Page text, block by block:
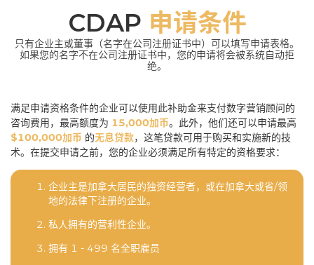
CDAP 申请条件
只有企业主或董事（名字在公司注册证书中）可以填写申请表格。
如果您的名字不在公司注册证书中，您的申请将会被系统自动拒
绝。
满足申请资格条件的企业可以使用此补助金来支付数字营销顾问的
咨询费用，最高额度为 15,000加币。此外，他们还可以申请最高
$100,000加币 的无息贷款，这笔贷款可用于购买和实施新的技
术。在提交申请之前，您的企业必须满足所有特定的资格要求：
企业主是加拿大居民的独资经营者，或在加拿大或省/领
地的法律下注册的企业。
私人拥有的营利性企业。
拥有 1 - 499 名全职雇员